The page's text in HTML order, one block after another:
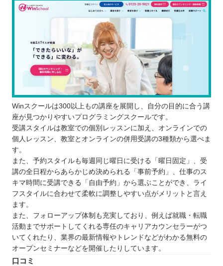
Winスクールは300以上もの講座を展開し、自分の目的に合う講
座が見つかりやすいプログラミングスクールです。
受講スタイルは教室での個別レッスンに加え、オンラインでの
個人レッスン、教室とオンラインの併用受講の3種類から選べま
す。
また、予約スタイルも毎週同じ曜日に受ける「曜日固定」、受
講の全日程からあらかじめ決められる「事前予約」、仕事のス
キマ時間に受講できる「自由予約」から選ぶことができ、ライ
フスタイルに合わせて柔軟に調整しやすい点がメリットと言え
ます。
また、フォローアップ体制も充実しており、例えば就職・転職
活動までサポートしてくれる専任のキャリアカウンセラーがつ
いてくれたり、業界の最新情報やトレンドなどがわかる無料の
オープンセミナーなどを開催したりしています。
口コミ